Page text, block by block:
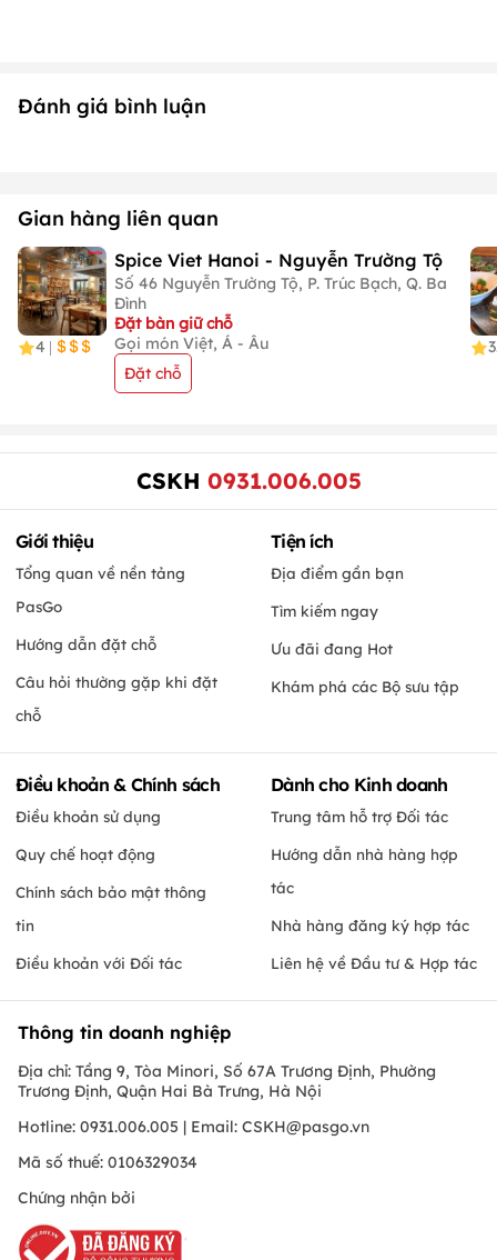
Đánh giá bình luận
Gian hàng liên quan
4 |
Spice Viet Hanoi - Nguyễn Trường Tộ
Số 46 Nguyễn Trường Tộ, P. Trúc Bạch, Q. Ba
Đình
Đặt bàn giữ chỗ
Gọi món Việt, Á - Âu
Đặt chỗ
CSKH 0931.006.005
Giới thiệu
Tổng quan về nền tảng
PasGo
Hướng dẫn đặt chỗ
Câu hỏi thường gặp khi đặt
chỗ
Tiện ích
Địa điểm gần bạn
Tìm kiếm ngay
Ưu đãi đang Hot
Khám phá các Bộ sưu tập
Điều khoản & Chính sách
Điều khoản sử dụng
Quy chế hoạt động
Chính sách bảo mật thông
tin
Điều khoản với Đối tác
Dành cho Kinh doanh
Trung tâm hỗ trợ Đối tác
Hướng dẫn nhà hàng hợp
tác
Nhà hàng đăng ký hợp tác
Liên hệ về Đầu tư & Hợp tác
Thông tin doanh nghiệp
Địa chỉ: Tầng 9, Tòa Minori, Số 67A Trương Định, Phường
Trương Định, Quận Hai Bà Trưng, Hà Nội
Hotline: 0931.006.005 | Email: CSKH@pasgo.vn
Mã số thuế: 0106329034
Chứng nhận bởi